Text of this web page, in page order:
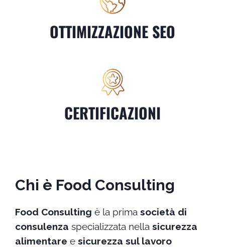
OTTIMIZZAZIONE SEO
CERTIFICAZIONI
Chi è Food Consulting
Food Consulting è la prima società di
consulenza specializzata nella sicurezza
alimentare e sicurezza sul lavoro